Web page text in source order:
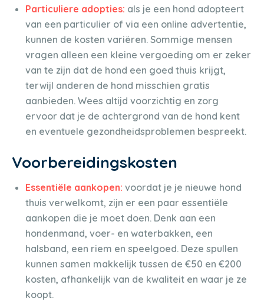
Particuliere adopties: als je een hond adopteert
van een particulier of via een online advertentie,
kunnen de kosten variëren. Sommige mensen
vragen alleen een kleine vergoeding om er zeker
van te zijn dat de hond een goed thuis krijgt,
terwijl anderen de hond misschien gratis
aanbieden. Wees altijd voorzichtig en zorg
ervoor dat je de achtergrond van de hond kent
en eventuele gezondheidsproblemen bespreekt.
Voorbereidingskosten
Essentiële aankopen: voordat je je nieuwe hond
thuis verwelkomt, zijn er een paar essentiële
aankopen die je moet doen. Denk aan een
hondenmand, voer- en waterbakken, een
halsband, een riem en speelgoed. Deze spullen
kunnen samen makkelijk tussen de €50 en €200
kosten, afhankelijk van de kwaliteit en waar je ze
koopt.